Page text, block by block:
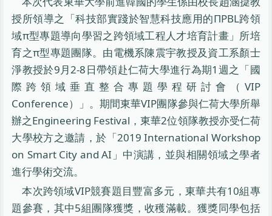
授所領導之「科技部實踐於智慧科技應用的ΠPBL跨領
域π型專題導向學習之跨領域工程人才培育計畫」所培
育之π型專題團隊。由電機系陳震宇教授及資工系顏士
淨教授於9月2-8日帶領赴仁荷大學進行為期1週之「國
際跨領域垂直整合專題學程研討會（VIP
Conference）」。期間東華VIP團隊參與仁荷大學所舉
辦之Engineering Festival，東華2位領隊教授亦受仁荷
大學校方之邀請，於「2019 International Workshop
on Smart City and AI」中演講，並與相關領域之學者
進行學術交流。
本次跨領域VIP競賽題目豐富多元，東華共有10組專
題參賽，其中5組團隊獲獎，收穫滿載。獲獎同學包括